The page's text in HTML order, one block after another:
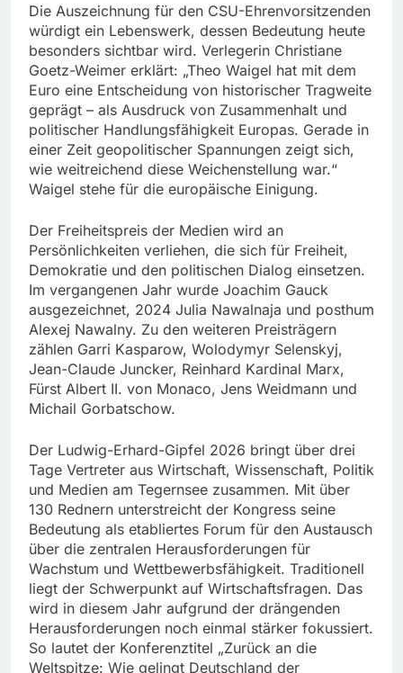
Die Auszeichnung für den CSU-Ehrenvorsitzenden
würdigt ein Lebenswerk, dessen Bedeutung heute
besonders sichtbar wird. Verlegerin Christiane
Goetz-Weimer erklärt: „Theo Waigel hat mit dem
Euro eine Entscheidung von historischer Tragweite
geprägt – als Ausdruck von Zusammenhalt und
politischer Handlungsfähigkeit Europas. Gerade in
einer Zeit geopolitischer Spannungen zeigt sich,
wie weitreichend diese Weichenstellung war.“
Waigel stehe für die europäische Einigung.
Der Freiheitspreis der Medien wird an
Persönlichkeiten verliehen, die sich für Freiheit,
Demokratie und den politischen Dialog einsetzen.
Im vergangenen Jahr wurde Joachim Gauck
ausgezeichnet, 2024 Julia Nawalnaja und posthum
Alexej Nawalny. Zu den weiteren Preisträgern
zählen Garri Kasparow, Wolodymyr Selenskyj,
Jean-Claude Juncker, Reinhard Kardinal Marx,
Fürst Albert II. von Monaco, Jens Weidmann und
Michail Gorbatschow.
Der Ludwig-Erhard-Gipfel 2026 bringt über drei
Tage Vertreter aus Wirtschaft, Wissenschaft, Politik
und Medien am Tegernsee zusammen. Mit über
130 Rednern unterstreicht der Kongress seine
Bedeutung als etabliertes Forum für den Austausch
über die zentralen Herausforderungen für
Wachstum und Wettbewerbsfähigkeit. Traditionell
liegt der Schwerpunkt auf Wirtschaftsfragen. Das
wird in diesem Jahr aufgrund der drängenden
Herausforderungen noch einmal stärker fokussiert.
So lautet der Konferenztitel „Zurück an die
Weltspitze: Wie gelingt Deutschland der